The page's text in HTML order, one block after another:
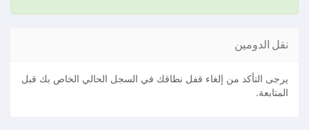
نقل الدومين
يرجى التأكد من إلغاء قفل نطاقك في السجل الحالي الخاص بك قبل
المتابعة.